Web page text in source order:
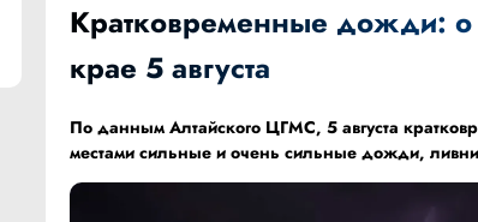
Кратковременные дожди: о
крае 5 августа
По даннымАлтайского ЦГМС, 5 августа
местами сильные и очень сильные дожди,